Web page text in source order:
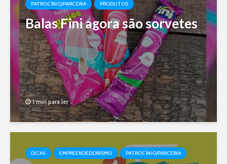
PATROCÍNIO/PARCERIA
PRODUTOS
Balas Fini agora são sorvetes
1 min para ler
DICAS EMPREENDEDORISMO PATROCÍNIO/PARCERIA